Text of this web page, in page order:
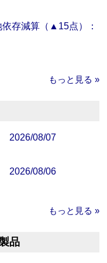
依存減算（▲15点）：
もっと見る »
2026/08/07
2026/08/06
もっと見る »
品